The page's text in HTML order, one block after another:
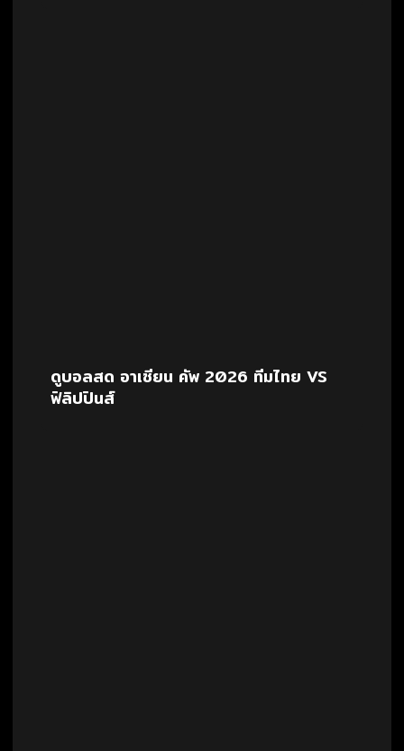
ดูบอลสด อาเซียน คัพ 2026 ทีมไทย VS
ฟิลิปปินส์